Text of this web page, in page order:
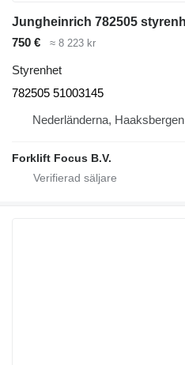
750 € ≈ 8 223 kr
Styrenhet
782505 51003145
Nederländerna, Haaksbergen
Forklift Focus B.V.